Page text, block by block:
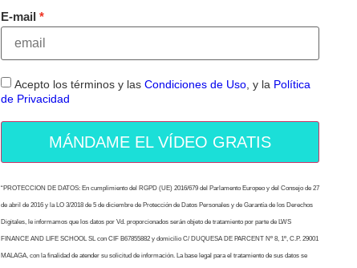
E-mail
Acepto los términos y las Condiciones de Uso, y la Política
de Privacidad
MÁNDAME EL VÍDEO GRATIS
“PROTECCION DE DATOS: En cumplimiento del RGPD (UE) 2016/679 del Parlamento Europeo y del Consejo de 27
de abril de 2016 y la LO 3/2018 de 5 de diciembre de Protección de Datos Personales y de Garantía de los Derechos
Digitales, le informamos que los datos por Vd. proporcionados serán objeto de tratamiento por parte de LWS
FINANCE AND LIFE SCHOOL SL con CIF B67855882 y domicilio C/ DUQUESA DE PARCENT Nº 8, 1º, C.P. 29001
MALAGA, con la finalidad de atender su solicitud de información. La base legal para el tratamiento de sus datos se